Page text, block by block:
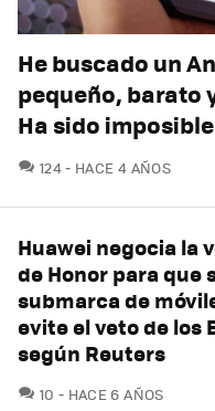
He buscado un
pequeño, barato
Ha sido
124COMENTARIOS
HACE 4 AÑOS
Huawei negocia la
de Honor para que
submarca de
evite el veto de los
según Reuters
10 COMENTARIOS
HACE 6 AÑOS